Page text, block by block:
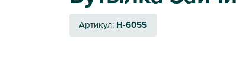
Артикул: H-6055